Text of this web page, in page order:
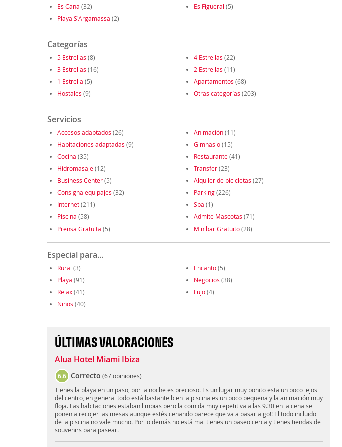
Es Cana (32) Es Figueral (5)
Playa S'Argamassa (2)
Categorías
5 Estrellas (8) 4 Estrellas (22)
3 Estrellas (16) 2 Estrellas (11)
1 Estrella (5) Apartamentos (68)
Hostales (9) Otras categorías (203)
Servicios
Accesos adaptados (26) Animación(11)
Habitaciones adaptadas (9) Gimnasio(15)
Cocina (35) Restaurante(41)
Hidromasaje(12) Transfer(23)
Business Center(5) Alquiler de bicicletas (27)
Consigna equipajes (32) Parking(226)
Internet(211) Spa (1)
Piscina (58) Admite Mascotas (71)
Prensa Gratuita (5) Minibar Gratuito(28)
Especial para...
Rural (3) Encanto(5)
Playa (91) Negocios (38)
Relax(41) Lujo(4)
Niños (40)
ÚLTIMAS VALORACIONES
Alua Hotel Miami Ibiza
6.6 Correcto (67 opiniones)
Tienes la playa en un paso, por la noche es precioso. Es un lugar muy bonito esta un poco lejos
del centro, en general todo está bastante bien la piscina es un poco pequeña y la animación muy
floja. Las habitaciones estaban limpias pero la comida muy repetitiva a las 9.30 en la cena se
ponen a recojer las mesas aunque estés cenando parece que va a pasar algo!! El todo incluido
de la piscina no vale mucho. Por lo demás no está mal tienes un paseo cerca y tienes tiendas de
souvenirs para pasear.